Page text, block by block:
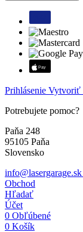
Prihlásenie Vytvoriť
Potrebujete pomoc?
Paňa 248
95105 Paňa
Slovensko
info@lasergarage.sk
Obchod
Hľadať
Účet
0 Obľúbené
0 Košík